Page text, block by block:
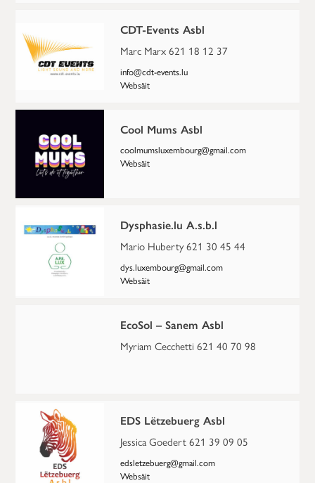
CDT-Events Asbl
Marc Marx 621 18 12 37
info@cdt-events.lu
Websäit
Cool Mums Asbl
coolmumsluxembourg@gmail.com
Websäit
Dysphasie.lu A.s.b.l
Mario Huberty 621 30 45 44
dys.luxembourg@gmail.com
Websäit
EcoSol – Sanem Asbl
Myriam Cecchetti 621 40 70 98
EDS Lëtzebuerg Asbl
Jessica Goedert 621 39 09 05
edsletzebuerg@gmail.com
Websäit